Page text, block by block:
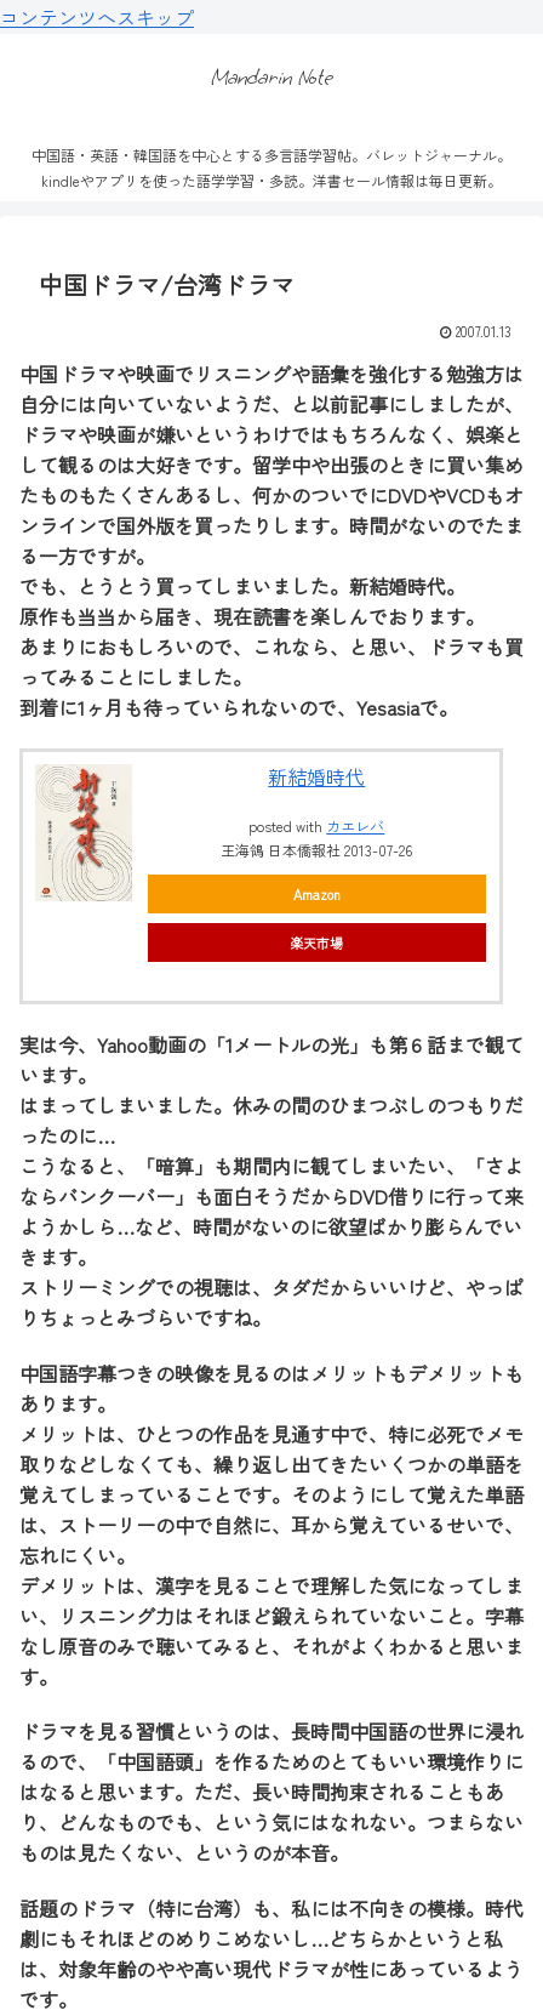
コンテンツへスキップ
Mandarin Note
中国語・英語・韓国語を中心とする多言語学習帖。バレットジャーナル。
kindleやアプリを使った語学学習・多読。洋書セール情報は毎日更新。
中国ドラマ/台湾ドラマ
2007.01.13
中国ドラマや映画でリスニングや語彙を強化する勉強方は
自分には向いていないようだ、と以前記事にしましたが、
ドラマや映画が嫌いというわけではもちろんなく、娯楽と
して観るのは大好きです。留学中や出張のときに買い集め
たものもたくさんあるし、何かのついでにDVDやVCDもオ
ンラインで国外版を買ったりします。時間がないのでたま
る一方ですが。
でも、とうとう買ってしまいました。新結婚時代。
原作も当当から届き、現在読書を楽しんでおります。
あまりにおもしろいので、これなら、と思い、ドラマも買
ってみることにしました。
到着に1ヶ月も待っていられないので、Yesasiaで。
新結婚時代
posted with カエレバ
王海鴒 日本僑報社 2013-07-26
Amazon
楽天市場
実は今、Yahoo動画の「1メートルの光」も第６話まで観て
います。
はまってしまいました。休みの間のひまつぶしのつもりだ
ったのに…
こうなると、「暗算」も期間内に観てしまいたい、「さよ
ならバンクーバー」も面白そうだからDVD借りに行って来
ようかしら…など、時間がないのに欲望ばかり膨らんでい
きます。
ストリーミングでの視聴は、タダだからいいけど、やっぱ
りちょっとみづらいですね。
中国語字幕つきの映像を見るのはメリットもデメリットも
あります。
メリットは、ひとつの作品を見通す中で、特に必死でメモ
取りなどしなくても、繰り返し出てきたいくつかの単語を
覚えてしまっていることです。そのようにして覚えた単語
は、ストーリーの中で自然に、耳から覚えているせいで、
忘れにくい。
デメリットは、漢字を見ることで理解した気になってしま
い、リスニング力はそれほど鍛えられていないこと。字幕
なし原音のみで聴いてみると、それがよくわかると思いま
す。
ドラマを見る習慣というのは、長時間中国語の世界に浸れ
るので、「中国語頭」を作るためのとてもいい環境作りに
はなると思います。ただ、長い時間拘束されることもあ
り、どんなものでも、という気にはなれない。つまらない
ものは見たくない、というのが本音。
話題のドラマ（特に台湾）も、私には不向きの模様。時代
劇にもそれほどのめりこめないし…どちらかというと私
は、対象年齢のやや高い現代ドラマが性にあっているよう
です。